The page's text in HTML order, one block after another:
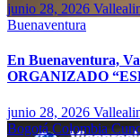
junio 28, 2026
Buenaventura
En Buenaventura,
ORGANIZADO
junio 28, 2026
BogotáColombia